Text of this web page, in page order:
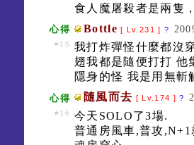
食人魔屠殺者是兩隻
心得 Bottle [ Lv.231 ] ?
#15
我打炸彈怪什麼都沒
翅我都是隨便打打 他
隱身的怪 我是用無斬
心得 隨風而去 [ Lv.174 ]?
#16
今天SOLO了3場.
普通房風車,普攻